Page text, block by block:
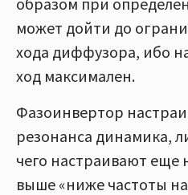
может дойти до
хода диффузора, ибо
ход максимален.
Фазоинвертор
резонанса динамика,
чего настраивают еще
выше «ниже частоты